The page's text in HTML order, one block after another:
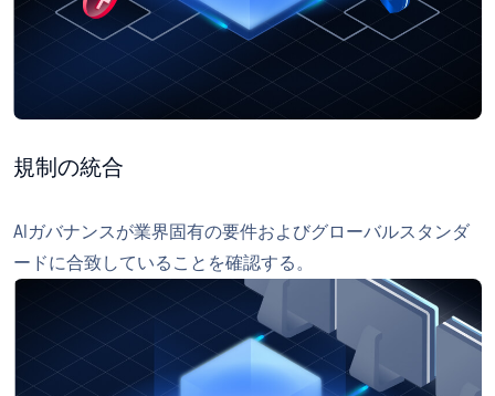
規制の統合
AIガバナンスが業界固有の要件およびグローバルスタンダ
ードに合致していることを確認する。